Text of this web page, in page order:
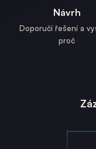
Návrh
Doporučí řešení a
proč